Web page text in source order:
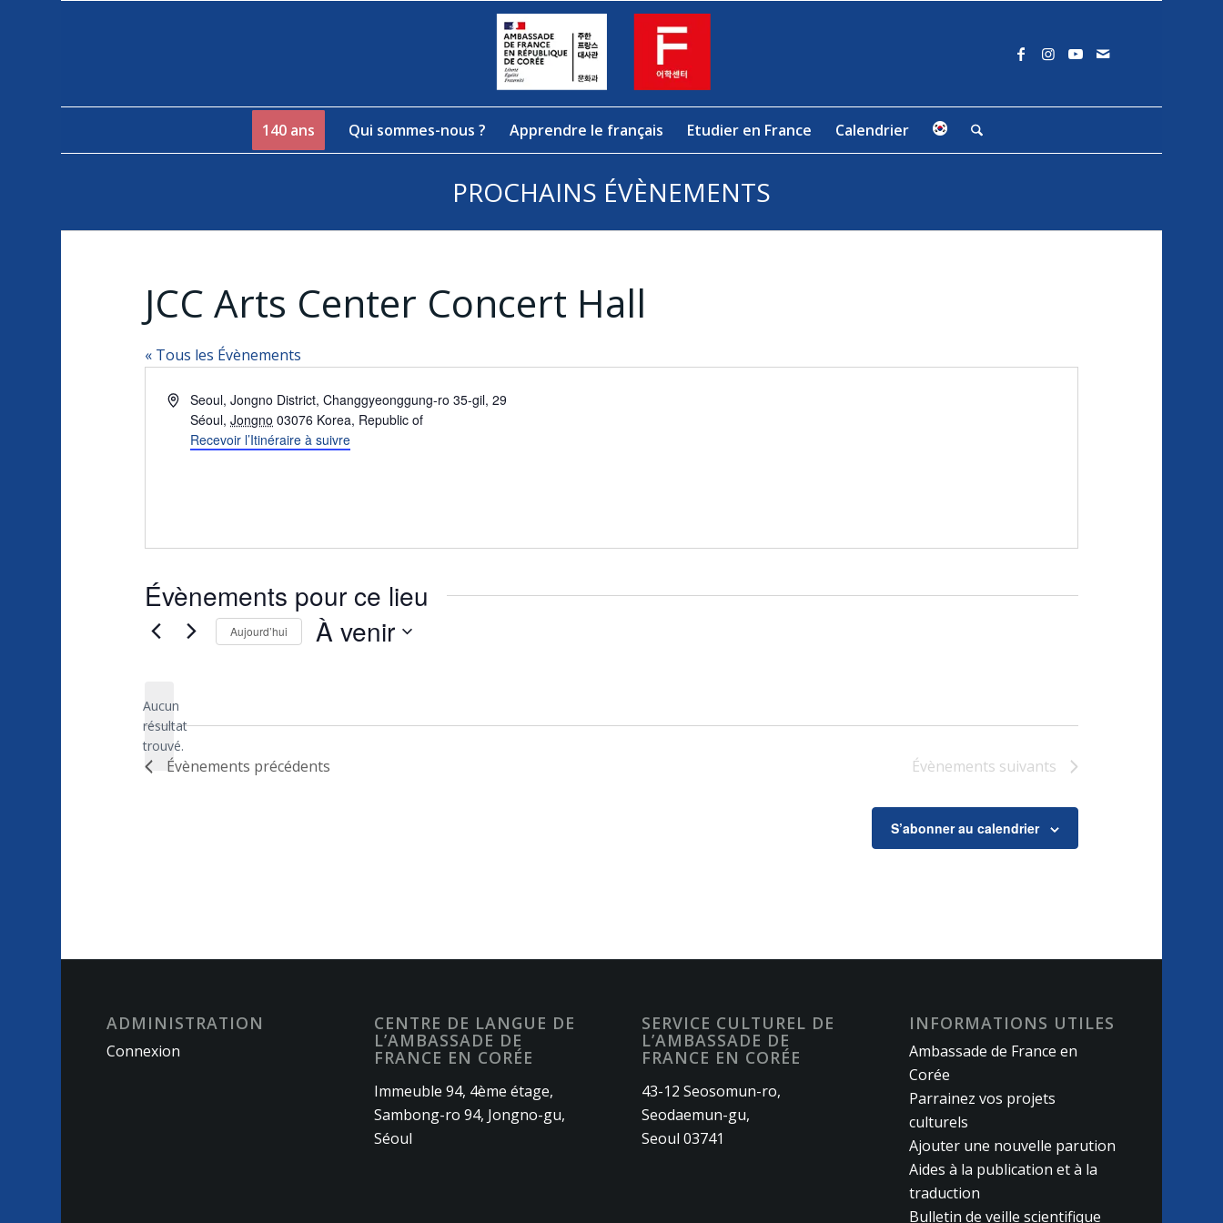
140 ans Qui sommes-nous ? Apprendre le français Etudier en France Calendrier
PROCHAINS ÉVÈNEMENTS
JCC Arts Center Concert Hall
« Tous les Évènements
AdresseSeoul, Jongno District, Changgyeonggung-ro 35-gil, 29
Séoul, Jongno 03076 Korea, Republic of
Recevoir l’Itinéraire à suivre
Évènements pour ce lieu
Notice
Aucun
résultat
trouvé.
Aujourd’hui À venir
Évènements précédents Évènements suivants
S’abonner au calendrier
ADMINISTRATION
Connexion
CENTRE DE LANGUE DE
L’AMBASSADE DE
FRANCE EN CORÉE
Immeuble 94, 4ème étage,
Sambong-ro 94, Jongno-gu,
Séoul
SERVICE CULTUREL DE
L’AMBASSADE DE
FRANCE EN CORÉE
43-12 Seosomun-ro,
Seodaemun-gu,
Seoul 03741
INFORMATIONS UTILES
Ambassade de France en
Corée
Parrainez vos projets
culturels
Ajouter une nouvelle parution
Aides à la publication et à la
traduction
Bulletin de veille scientifique